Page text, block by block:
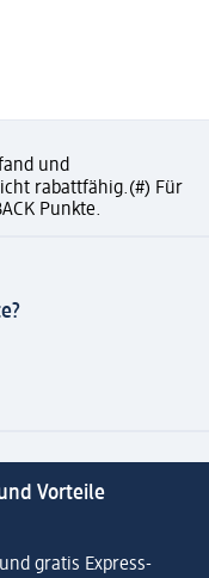
und
rabattfähig.(#) Für
Punkte.
Vorteile
gratis Express-